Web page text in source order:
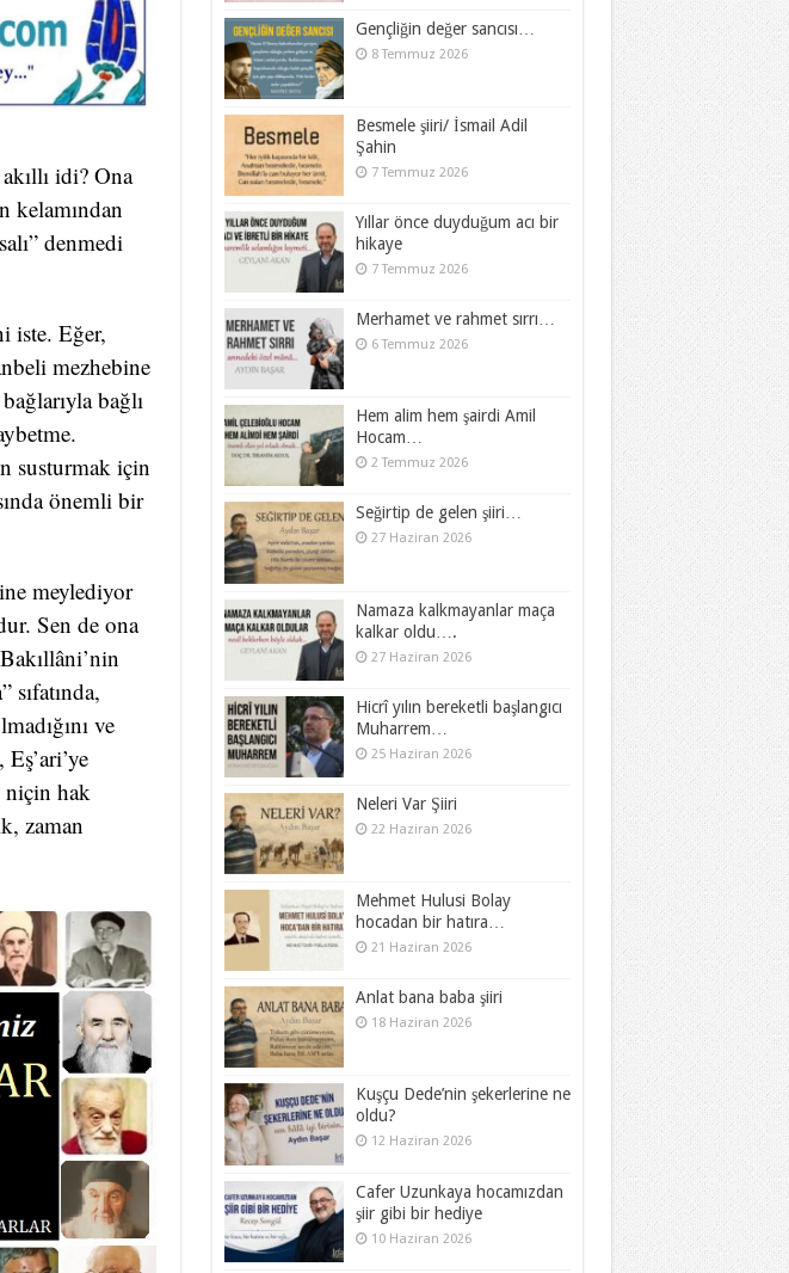
idi? Ona
kelamından
denmedi
iste. Eğer,
mezhebine
bağlı
susturmak için
önemli bir
meylediyor
Sen de ona
ve
niçin hak
zaman
Gençliğin değer sancısı…
8 Temmuz 2026
Besmele şiiri/ İsmail Adil
Şahin
7 Temmuz 2026
Yıllar önce duyduğum acı bir
hikaye
7 Temmuz 2026
Merhamet ve rahmet sırrı…
6 Temmuz 2026
Hem alim hem şairdi Amil
Hocam…
2 Temmuz 2026
Seğirtip de gelen şiiri…
27 Haziran 2026
Namaza kalkmayanlar maça
kalkar oldu….
27 Haziran 2026
Hicrî yılın bereketli başlangıcı
Muharrem…
25 Haziran 2026
Neleri Var Şiiri
22 Haziran 2026
Mehmet Hulusi Bolay
hocadan bir hatıra…
21 Haziran 2026
Anlat bana baba şiiri
18 Haziran 2026
Kuşçu Dede’nin şekerlerine ne
oldu?
12 Haziran 2026
Cafer Uzunkaya hocamızdan
şiir gibi bir hediye
10 Haziran 2026